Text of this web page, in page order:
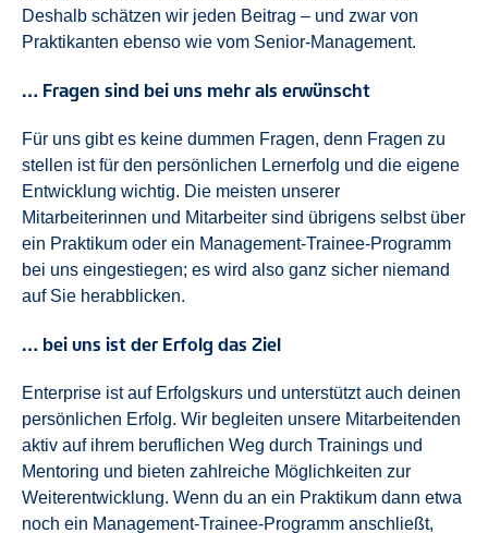
Deshalb schätzen wir jeden Beitrag – und zwar von
Praktikanten ebenso wie vom Senior-Management.
… Fragen sind bei uns mehr als erwünscht
Für uns gibt es keine dummen Fragen, denn Fragen zu
stellen ist für den persönlichen Lernerfolg und die eigene
Entwicklung wichtig. Die meisten unserer
Mitarbeiterinnen und Mitarbeiter sind übrigens selbst über
ein Praktikum oder ein Management-Trainee-Programm
bei uns eingestiegen; es wird also ganz sicher niemand
auf Sie herabblicken.
… bei uns ist der Erfolg das Ziel
Enterprise ist auf Erfolgskurs und unterstützt auch deinen
persönlichen Erfolg. Wir begleiten unsere Mitarbeitenden
aktiv auf ihrem beruflichen Weg durch Trainings und
Mentoring und bieten zahlreiche Möglichkeiten zur
Weiterentwicklung. Wenn du an ein Praktikum dann etwa
noch ein Management-Trainee-Programm anschließt,